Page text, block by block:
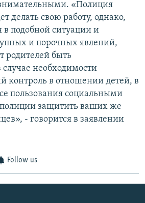
«Полиция
делать свою работу, однако,
в подобной ситуации и
и порочных явлений,
родителей быть
необходимости
контроль в отношении детей, в
пользования социальными
защитить ваших же
- говорится в заявлении
Follow us